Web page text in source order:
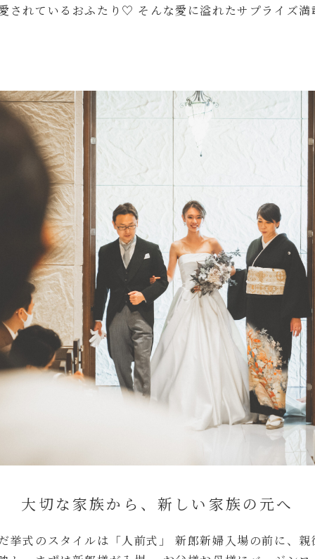
されているおふたり♡ そんな愛に溢れたサプライズ満
大切な家族から、新しい家族の元へ
挙式のスタイルは「人前式」 新郎新婦入場の前に、